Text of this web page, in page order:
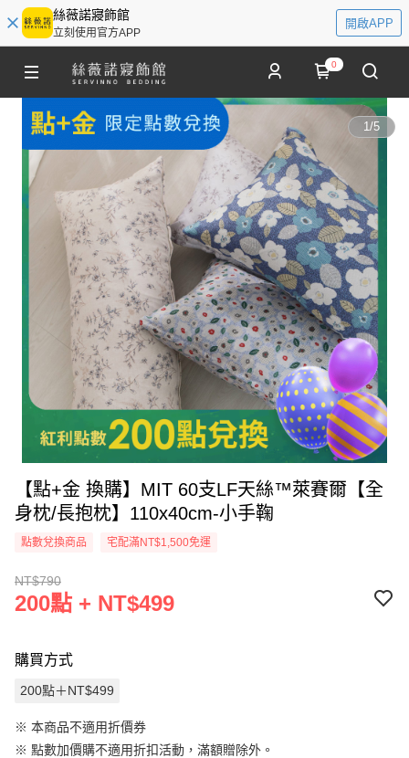
絲薇諾寢飾館
立刻使用官方APP
開啟APP
0
1/5
【點+金 換購】MIT 60支LF天絲™萊賽爾【全
身枕/長抱枕】110x40cm-小手鞠
點數兌換商品 宅配滿NT$1,500免運
NT$790
200點 + NT$499
購買方式
200點＋NT$499
※ 本商品不適用折價券
※ 點數加價購不適用折扣活動，滿額贈除外。